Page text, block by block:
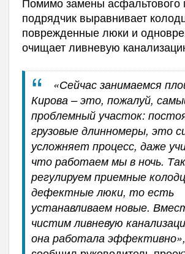
подрядчик выравнивает
поврежденные люки и
очищает ливневую
«Сейчас занимаемся
Кирова – это, пожалуй,
проблемный участок:
грузовые длинномеры, это
усложняет процесс, даже
что работаем мы в ночь.
регулируем приемные
дефектные люки, то есть
устанавливаем новые.
чистим ливневую
она работала эффективно»,